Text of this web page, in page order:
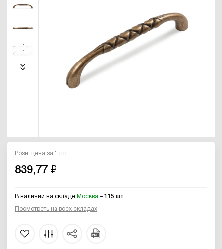
Розн. цена за 1 шт
839,77 ₽
В наличии на складе Москва – 115 шт
Посмотреть на всех складах